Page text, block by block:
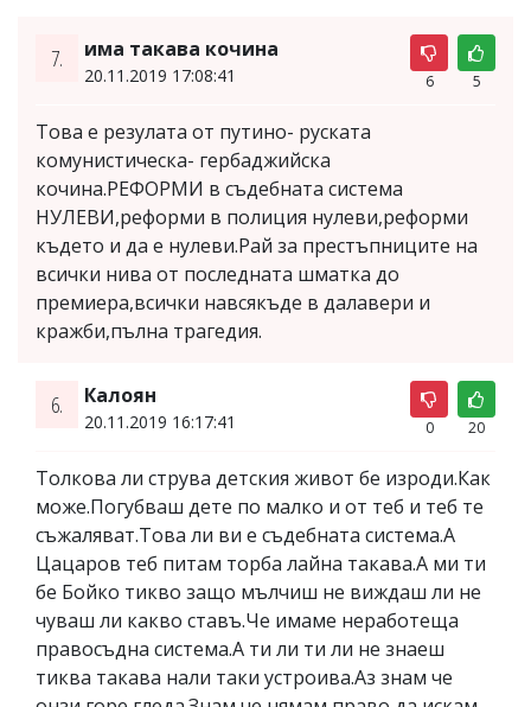
7. има такава кочина
20.11.2019 17:08:41 6 5
Това е резулата от путино- руската
комунистическа- гербаджийска
кочина.РЕФОРМИ в съдебната система
НУЛЕВИ,реформи в полиция нулеви,реформи
където и да е нулеви.Рай за престъпниците на
всички нива от последната шматка до
премиера,всички навсякъде в далавери и
кражби,пълна трагедия.
6. Калоян
20.11.2019 16:17:41 0 20
Толкова ли струва детския живот бе изроди.Как
може.Погубваш дете по малко и от теб и теб те
съжаляват.Това ли ви е съдебната система.А
Цацаров теб питам торба лайна такава.А ми ти
бе Бойко тикво защо мълчиш не виждаш ли не
чуваш ли какво ставъ.Че имаме неработеща
правосъдна система.А ти ли ти ли не знаеш
тиква такава нали таки устроива.Аз знам че